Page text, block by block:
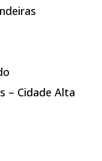
– Cidade Alta